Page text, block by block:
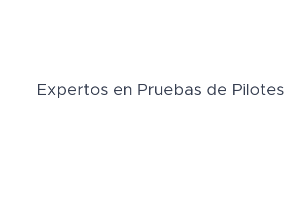
Expertos en Pruebas de Pilotes